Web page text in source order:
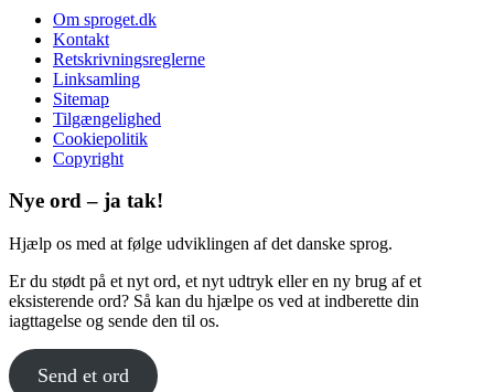
Om sproget.dk
Kontakt
Retskrivningsreglerne
Linksamling
Sitemap
Tilgængelighed
Cookiepolitik
Copyright
Nye ord – ja tak!
Hjælp os med at følge udviklingen af det danske sprog.
Er du stødt på et nyt ord, et nyt udtryk eller en ny brug af et
eksisterende ord? Så kan du hjælpe os ved at indberette din
iagttagelse og sende den til os.
Send et ord